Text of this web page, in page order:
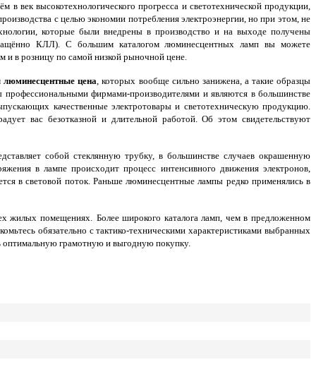
век высокотехнологического прогресса и светотехнической продукции,
с целью экономии потребления электроэнергии, но при этом, не
которые были внедрены в производство и на выходе получены
КЛЛ). С большим каталогом люминесцентных ламп вы можете
и в розницу по самой низкой рыночной цене.
цена, которых вообще сильно занижена, а такие образцы
фирмами-производителями и являются в большинстве
качественные электротовары и светотехническую продукцию.
вас безотказной и длительной работой. Об этом свидетельствуют
собой стеклянную трубку, в большинстве случаев окрашенную
в лампе происходит процесс интенсивного движения электронов,
в световой поток. Раньше люминесцентные лампы редко применялись в
жилых помещениях. Более широкого каталога ламп, чем в предложенном
обязательно с тактико-техническими характеристиками выбранных
оптимальную грамотную и выгодную покупку.